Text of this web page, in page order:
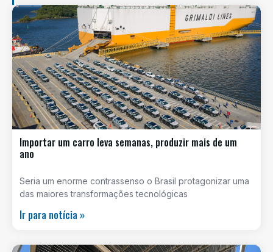
Importar um carro leva semanas, produzir mais de um
ano
Seria um enorme contrassenso o Brasil protagonizar uma
das maiores transformações tecnológicas
Ir para notícia »